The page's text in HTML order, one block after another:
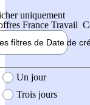
uniquement
France Travail
filtres de Date de
création de l'offre
Un jour
Trois jours